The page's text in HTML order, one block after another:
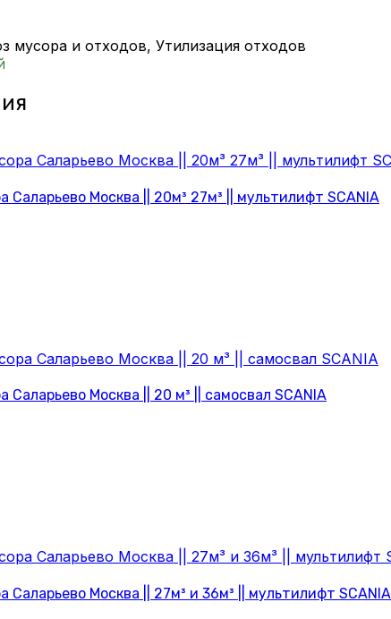
мусора и отходов, Утилизация отходов
Саларьево Москва || 20м³ 27м³ || мультилифт SCANIA
Саларьево Москва || 20 м³ || самосвал SCANIA
Саларьево Москва || 27м³ и 36м³ || мультилифт SCANIA